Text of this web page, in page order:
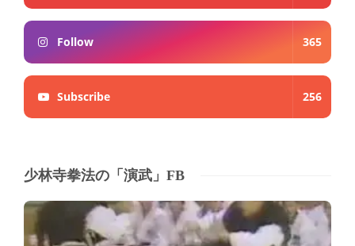
Follow 365
Subscribe 256
少林寺拳法の「演武」FB